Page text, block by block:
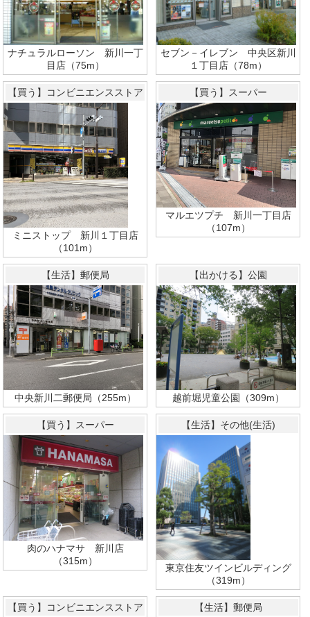
ナチュラルローソン 新川一丁
目店（75m）
セブン－イレブン 中央区新川
１丁目店（78m）
【買う】コンビニエンスストア
ミニストップ 新川１丁目店
（101m）
【買う】スーパー
マルエツプチ 新川一丁目店
（107m）
【生活】郵便局
中央新川二郵便局（255m）
【出かける】公園
越前堀児童公園（309m）
【買う】スーパー
肉のハナマサ 新川店
（315m）
【生活】その他(生活)
東京住友ツインビルディング
（319m）
【買う】コンビニエンスストア 【生活】郵便局